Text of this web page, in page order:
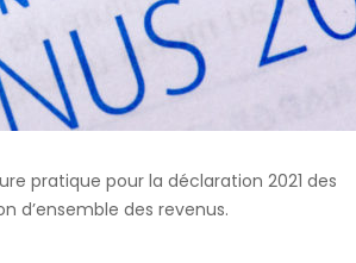
pratique pour la déclaration 2021 des
d’ensemble des revenus.